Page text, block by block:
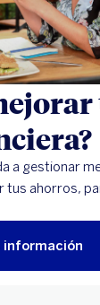
a gestionar
tus ahorros,
información